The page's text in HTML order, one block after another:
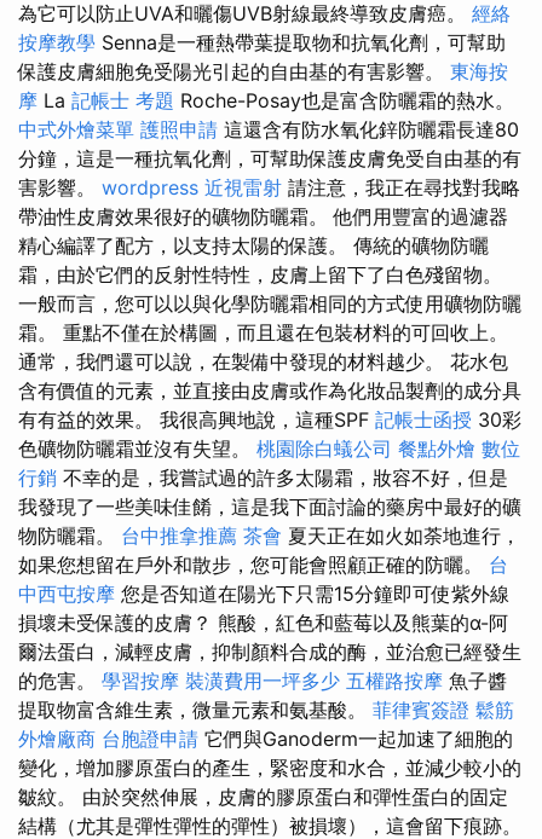
為它可以防止UVA和曬傷UVB射線最終導致皮膚癌。 經絡
按摩教學 Senna是一種熱帶葉提取物和抗氧化劑，可幫助
保護皮膚細胞免受陽光引起的自由基的有害影響。 東海按
摩 La 記帳士 考題 Roche-Posay也是富含防曬霜的熱水。
中式外燴菜單 護照申請 這還含有防水氧化鋅防曬霜長達80
分鐘，這是一種抗氧化劑，可幫助保護皮膚免受自由基的有
害影響。 wordpress 近視雷射 請注意，我正在尋找對我略
帶油性皮膚效果很好的礦物防曬霜。 他們用豐富的過濾器
精心編譯了配方，以支持太陽的保護。 傳統的礦物防曬
霜，由於它們的反射性特性，皮膚上留下了白色殘留物。
一般而言，您可以以與化學防曬霜相同的方式使用礦物防曬
霜。 重點不僅在於構圖，而且還在包裝材料的可回收上。
通常，我們還可以說，在製備中發現的材料越少。 花水包
含有價值的元素，並直接由皮膚或作為化妝品製劑的成分具
有有益的效果。 我很高興地說，這種SPF 記帳士函授 30彩
色礦物防曬霜並沒有失望。 桃園除白蟻公司 餐點外燴 數位
行銷 不幸的是，我嘗試過的許多太陽霜，妝容不好，但是
我發現了一些美味佳餚，這是我下面討論的藥房中最好的礦
物防曬霜。 台中推拿推薦 茶會 夏天正在如火如荼地進行，
如果您想留在戶外和散步，您可能會照顧正確的防曬。 台
中西屯按摩 您是否知道在陽光下只需15分鐘即可使紫外線
損壞未受保護的皮膚？ 熊酸，紅色和藍莓以及熊葉的α-阿
爾法蛋白，減輕皮膚，抑制顏料合成的酶，並治愈已經發生
的危害。 學習按摩 裝潢費用一坪多少 五權路按摩 魚子醬
提取物富含維生素，微量元素和氨基酸。 菲律賓簽證 鬆筋
外燴廠商 台胞證申請 它們與Ganoderm一起加速了細胞的
變化，增加膠原蛋白的產生，緊密度和水合，並減少較小的
皺紋。 由於突然伸展，皮膚的膠原蛋白和彈性蛋白的固定
結構（尤其是彈性彈性的彈性）被損壞），這會留下痕跡。